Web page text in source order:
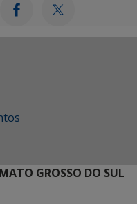
GROSSO DO SUL